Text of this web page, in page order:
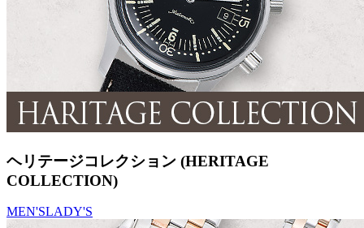
ヘリテージコレクション (HERITAGE
COLLECTION)
MEN'SLADY'S